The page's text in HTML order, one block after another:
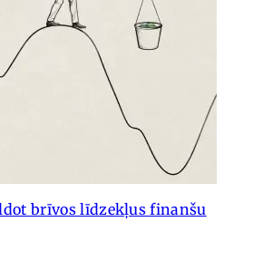
brīvos līdzekļus finanšu